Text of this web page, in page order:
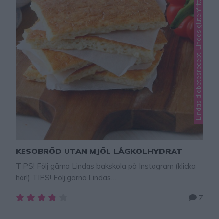
Lindas diabetesrecept, Lindas glutenfritt, Lindas matbröd
KESOBRÖD UTAN MJÖL LÅGKOLHYDRAT
TIPS! Följ gärna Lindas bakskola på Instagram (klicka
här!) TIPS! Följ gärna Lindas
recept från Lindas bakskola – köp Lindas bakböcker
7